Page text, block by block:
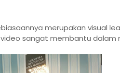
merupakan visual
sangat membantu dalam